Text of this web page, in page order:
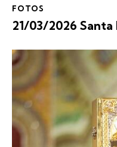
FOTOS
21/03/2026 Santa